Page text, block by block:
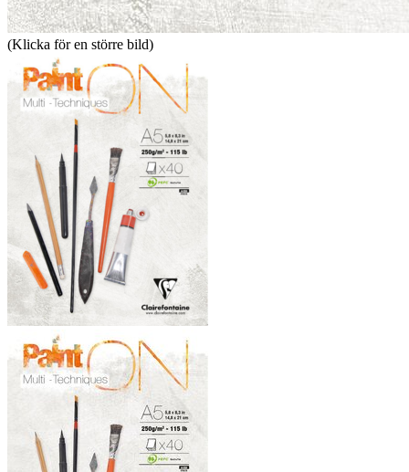
(Klicka för en större bild)